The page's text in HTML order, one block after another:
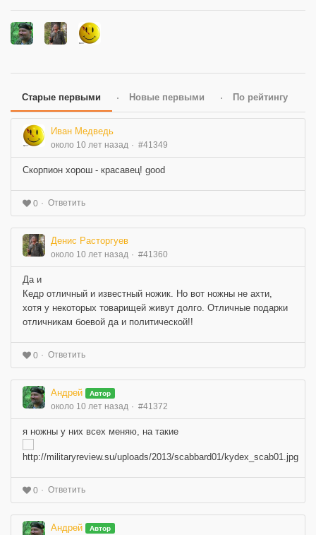
Старые первыми Новые первыми По рейтингу
Иван Медведь
около 10 лет назад #41349
Скорпион хорош - красавец! good
0 Ответить
Денис Расторгуев
около 10 лет назад #41360
Да и
Кедр отличный и известный ножик. Но вот ножны не ахти,
хотя у некоторых товарищей живут долго. Отличные подарки
отличникам боевой да и политической!!
0 Ответить
Андрей Автор
около 10 лет назад #41372
я ножны у них всех меняю, на такие
0 Ответить
Андрей Автор